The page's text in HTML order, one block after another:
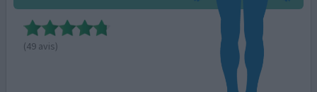
(49 avis)